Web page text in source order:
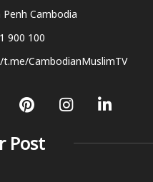
Penh Cambodia
900 100
CambodianMuslimTV
Post